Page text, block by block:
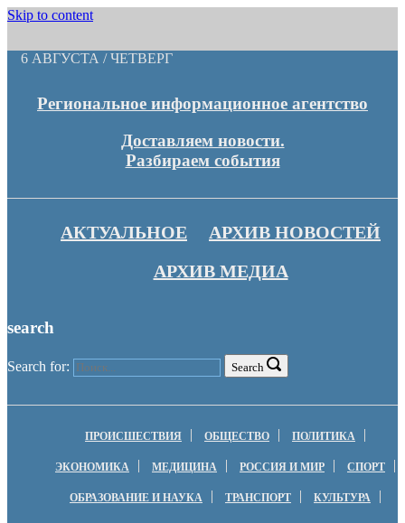
Skip to content
6 АВГУСТА / ЧЕТВЕРГ
Региональное информационное агентство
Доставляем новости.
Разбираем события
АКТУАЛЬНОЕ
АРХИВ НОВОСТЕЙ
АРХИВ МЕДИА
search
Search for: Search
ПРОИСШЕСТВИЯ ОБЩЕСТВО ПОЛИТИКА
ЭКОНОМИКА МЕДИЦИНА РОССИЯ И МИР СПОРТ
ОБРАЗОВАНИЕ И НАУКА ТРАНСПОРТ КУЛЬТУРА